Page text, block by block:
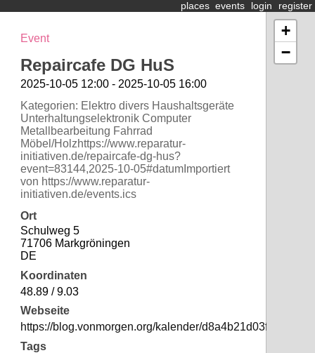
places events login register
Event
Repaircafe DG HuS
2025-10-05 12:00 - 2025-10-05 16:00
Kategorien: Elektro divers Haushaltsgeräte
Unterhaltungselektronik Computer
Metallbearbeitung Fahrrad
Möbel/Holzhttps://www.reparatur-
initiativen.de/repaircafe-dg-hus?
event=83144,2025-10-05#datumImportiert
von https://www.reparatur-
initiativen.de/events.ics
Ort
Schulweg 5
71706 Markgröningen
DE
Koordinaten
48.89 / 9.03
Webseite
https://blog.vonmorgen.org/kalender/
Tags
+
−